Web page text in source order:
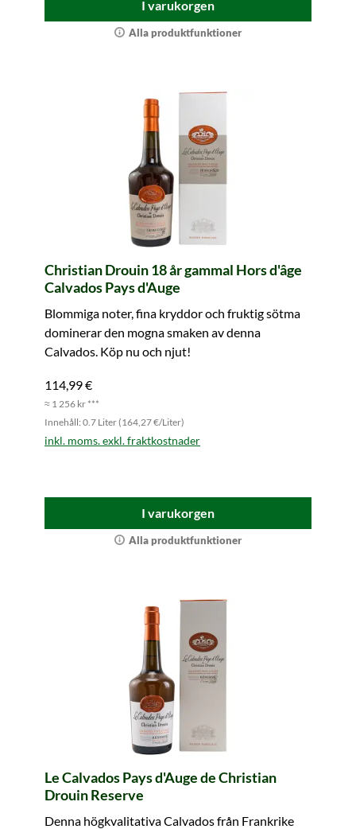
I varukorgen
Alla produktfunktioner
Christian Drouin 18 år gammal Hors d'âge
Calvados Pays d'Auge
Blommiga noter, fina kryddor och fruktig sötma
dominerar den mogna smaken av denna
Calvados. Köp nu och njut!
114,99 €
≈ 1 256 kr ***
Innehåll: 0.7 Liter (164,27 €/Liter)
inkl. moms. exkl. fraktkostnader
I varukorgen
Alla produktfunktioner
Le Calvados Pays d'Auge de Christian
Drouin Reserve
Denna högkvalitativa Calvados från Frankrike